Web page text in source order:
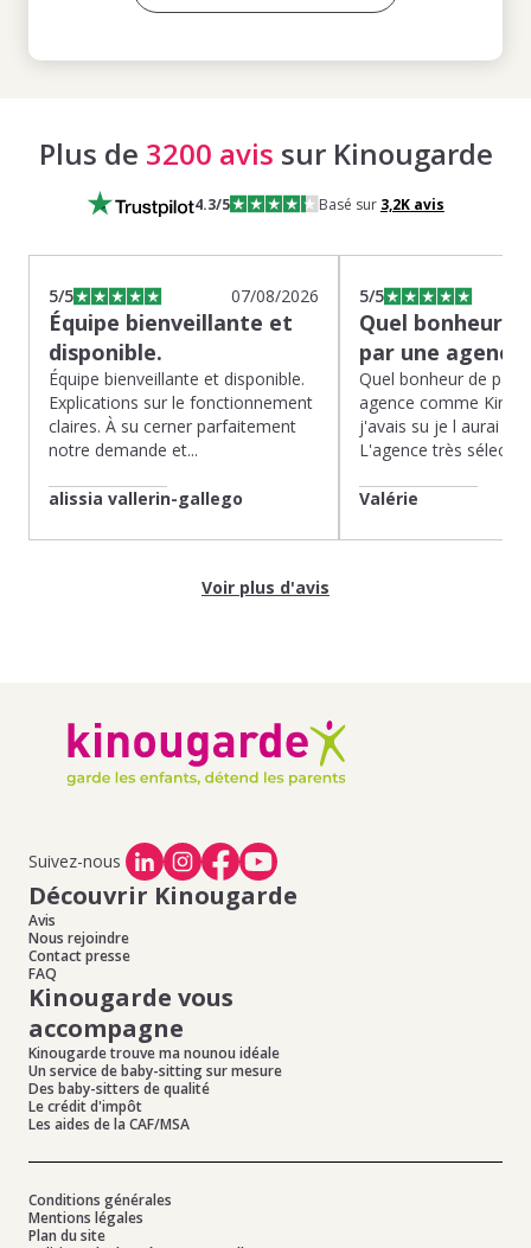
Plus de 3200 avis sur Kinougarde
4.3/5 Basé sur 3,2Kavis
5/5 07/08/2026
Équipe bienveillante et
disponible.
Équipe bienveillante et disponible.
Explications sur le fonctionnement
claires. À su cerner parfaitement
notre demande et...
alissia vallerin-gallego
5/5
Quel bonheur
par une
Quel bonheur de
agence comme
j'avais su je l aurai
L'agence très
Valérie
Voir plus d'avis
Suivez-nous
Découvrir Kinougarde
Avis
Nous rejoindre
Contact presse
FAQ
Kinougarde vous
accompagne
Kinougarde trouve ma nounou idéale
Un service de baby-sitting sur mesure
Des baby-sitters de qualité
Le crédit d'impôt
Les aides de la CAF/MSA
Conditions générales
Mentions légales
Plan du site